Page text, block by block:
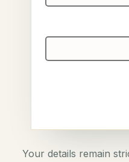
Your details remain